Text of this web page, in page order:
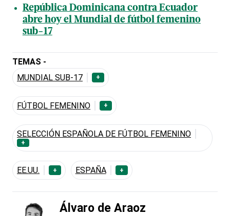
República Dominicana contra Ecuador
abre hoy el Mundial de fútbol femenino
sub-17
TEMAS -
MUNDIAL SUB-17
+
FÚTBOL FEMENINO +
SELECCIÓN ESPAÑOLA DE FÚTBOL FEMENINO
+
EE.UU. + ESPAÑA +
Álvaro de Araoz